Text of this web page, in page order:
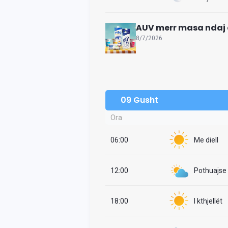
AUV merr masa
8/7/2026
09 Gusht
Ora
06:00 Me diell
12:00
18:00 I kthjellët